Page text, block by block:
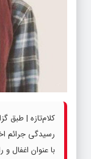
کلام‌تازه | طبق
رسیدگی جرائم
با عنوان اغفال